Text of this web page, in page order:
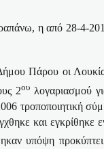
η από 28-4-
Πάρου οι
2ου λογαριασμού
τροποποιητική
και εγκρίθηκε
υπόψη